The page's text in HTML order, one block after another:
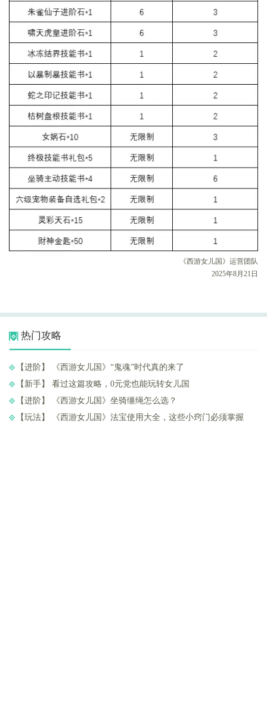
《西游女儿国》运营团队
2025年8月21日
热门攻略
【进阶】 ​《西游女儿国》“鬼魂”时代真的来了
【新手】 ​看过这篇攻略，0元党也能玩转女儿国
【进阶】 ​《西游女儿国》坐骑缰绳怎么选？
【玩法】 ​《西游女儿国》法宝使用大全，这些小窍门必须掌握